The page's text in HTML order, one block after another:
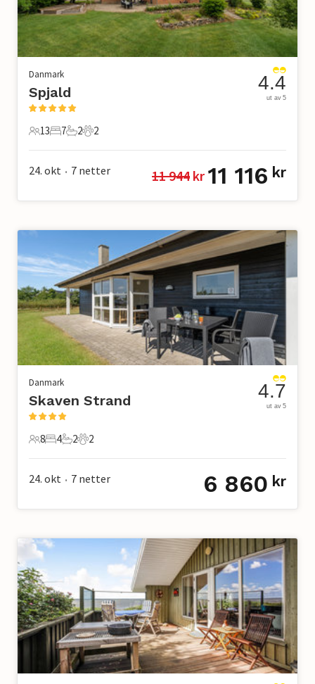
Danmark
Spjald
13 Gjester
13
7 Soverom
7
2 Bad
2
2 Kjæledyr
2
4.4
ut av 5
24. okt • 7 netter 11 944 kr 11 116 kr
Danmark
Skaven Strand
8 Gjester
8
4 Soverom
4
2 Bad
2
2 Kjæledyr
2
4.7
ut av 5
24. okt • 7 netter 6 860 kr